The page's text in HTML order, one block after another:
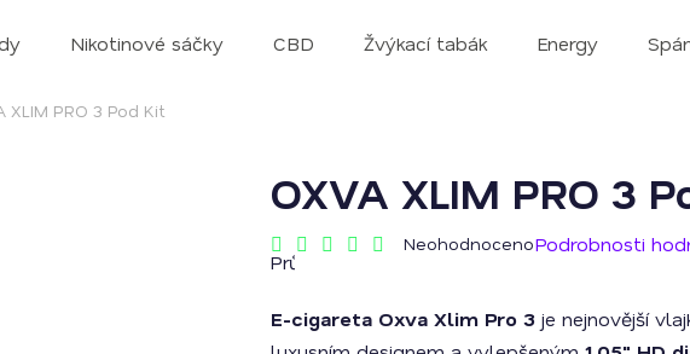
Nikotinové sáčky CBD Žvýkací tabák Energy
XLIM PRO 3 Pod Kit
OXVA XLIM PRO 3
Průměrné
je
NeohodnocenoPodrobnosti
E-cigareta Oxva Xlim Pro 3 je nejnovější